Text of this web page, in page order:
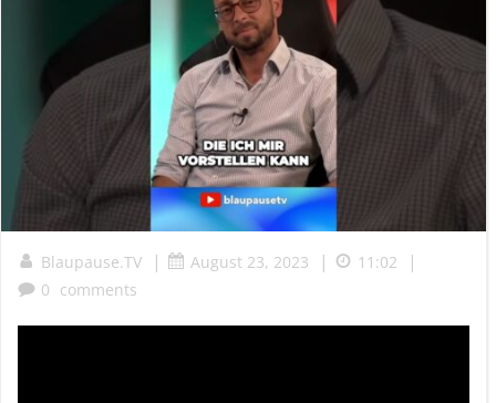
Blaupause.TV | August 23, 2023 | 11:02 |
0 comments